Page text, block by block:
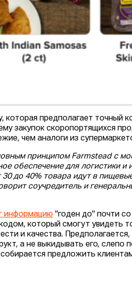
которая предполагает точный
закупок скоропортящихся
чем аналоги из
принципом Farmstead с
обеспечение для логистики и
до 40% товара идут в
соучредитель и
информацию "годен до" почти
который смогут увидеть
и качества.
а не выкидывать его, слепо
предложить